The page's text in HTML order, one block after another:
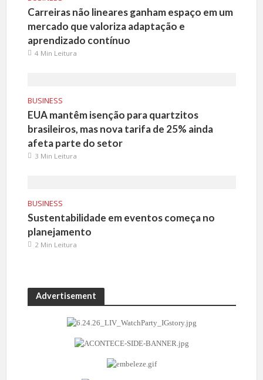
Carreiras não lineares ganham espaço em um
mercado que valoriza adaptação e
aprendizado contínuo
4 Min Leitura
BUSINESS
EUA mantêm isenção para quartzitos
brasileiros, mas nova tarifa de 25% ainda
afeta parte do setor
3 Min Leitura
BUSINESS
Sustentabilidade em eventos começa no
planejamento
2 Min Leitura
Advertisement